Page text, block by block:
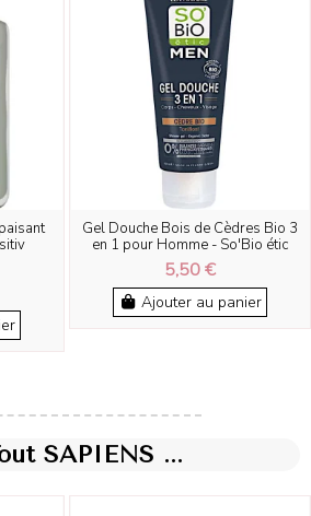
Gel Douche Bois de Cèdres Bio 3
en 1 pour Homme - So'Bio étic
5,50 €
Ajouter au panier
SAPIENS ...